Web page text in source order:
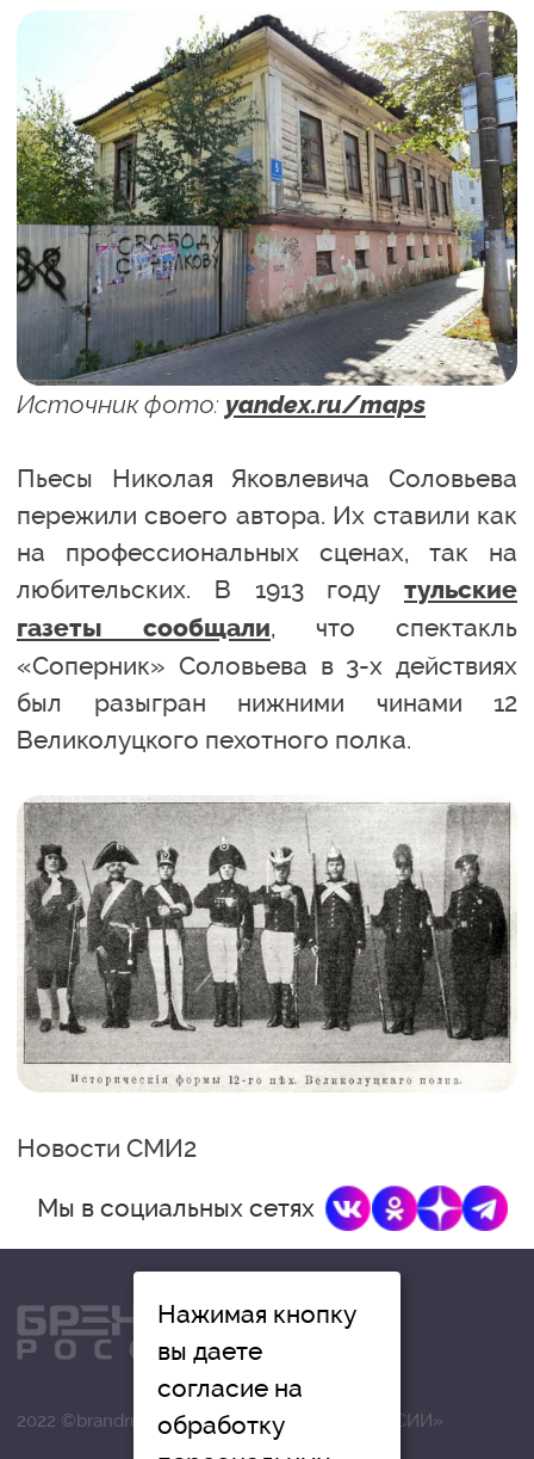
Источник фото: yandex.ru/maps
Пьесы Николая Яковлевича Соловьева
пережили своего автора. Их ставили как
на профессиональных сценах, так на
любительских. В 1913 году тульские
газеты сообщали, что спектакль
«Соперник» Соловьева в 3-х действиях
был разыгран нижними чинами 12
Великолуцкого пехотного полка.
Новости СМИ2
Мы в социальных сетях
2022 ©brandrussia.online | СИ «БРЕНДЫ РОССИИ»
Нажимая кнопку
вы даете
согласие на
обработку